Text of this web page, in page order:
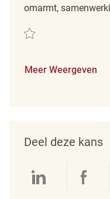
omarmt,
Redden Merchandising
Meer Weergeven
Deel deze kans
Delen via